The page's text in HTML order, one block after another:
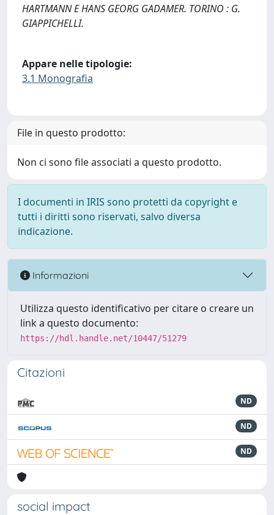
HARTMANN E HANS GEORG GADAMER. TORINO : G.
GIAPPICHELLI.
Appare nelle tipologie:
3.1 Monografia
File in questo prodotto:
Non ci sono file associati a questo prodotto.
I documenti in IRIS sono protetti da copyright e
tutti i diritti sono riservati, salvo diversa
indicazione.
Informazioni
Utilizza questo identificativo per citare o creare un
link a questo documento:
https://hdl.handle.net/10447/51279
Citazioni
ND
ND
ND
social impact